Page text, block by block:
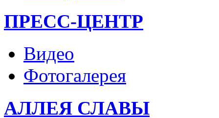
ПРЕСС-ЦЕНТР
Видео
Фотогалерея
АЛЛЕЯ СЛАВЫ